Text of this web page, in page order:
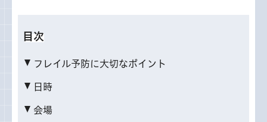
目次
フレイル予防に大切なポイント
日時
会場